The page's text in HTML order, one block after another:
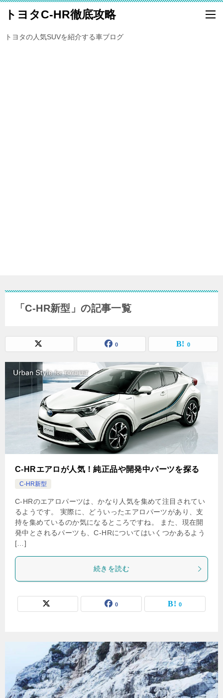
トヨタC-HR徹底攻略
トヨタの人気SUVを紹介する車ブログ
「C-HR新型」の記事一覧
0 0
C-HRエアロが人気！純正品や開発中パーツを探る
C-HR新型
C-HRのエアロパーツは、かなり人気を集めて注目されてい
るようです。 実際に、どういったエアロパーツがあり、支
持を集めているのか気になるところですね。 また、現在開
発中とされるパーツも、C-HRについてはいくつかあるよう
[…]
続きを読む
0 0